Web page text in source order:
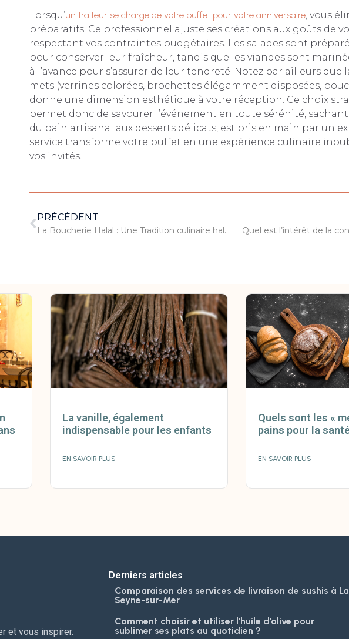
Lorsqu’un traiteur se charge de votre buffet pour votre anniversaire, vous
préparatifs. Ce professionnel ajuste ses créations aux goûts de
respectant vos contraintes budgétaires. Les salades sont
pour conserver leur fraîcheur, tandis que les viandes sont
à l’avance pour s’assurer de leur tendreté. Notez par ailleurs
mets (verrines colorées, brochettes élégamment disposées,
donne une dimension esthétique à votre réception. Ce choix
permet donc de savourer l’événement en toute sérénité, sachant
du pain artisanal aux desserts délicats, est pris en main par un
service transforme votre buffet en une expérience culinaire
vos invités.
PRÉCÉDENT
La Boucherie Halal : Une Tradition culinaire hallal et Exquise
La vanille, également
indispensable pour les enfants
EN SAVOIR PLUS
Quels sont les «
pains pour la
EN SAVOIR PLUS
et vous inspirer.
Derniers articles
Comparaison des services de livraison de sushis à La
Seyne-sur-Mer
Comment choisir et utiliser l’huile d’olive pour
sublimer ses plats au quotidien ?